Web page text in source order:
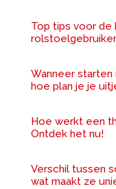
Top tips voor
Wanneer
hoe plan je je
Hoe werkt een
Ontdek het nu!
Verschil tussen
wat maakt ze